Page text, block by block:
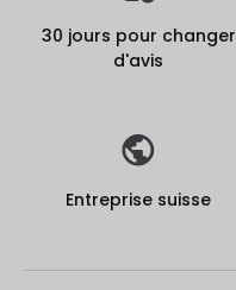
30 jours pour changer
d'avis
Entreprise suisse